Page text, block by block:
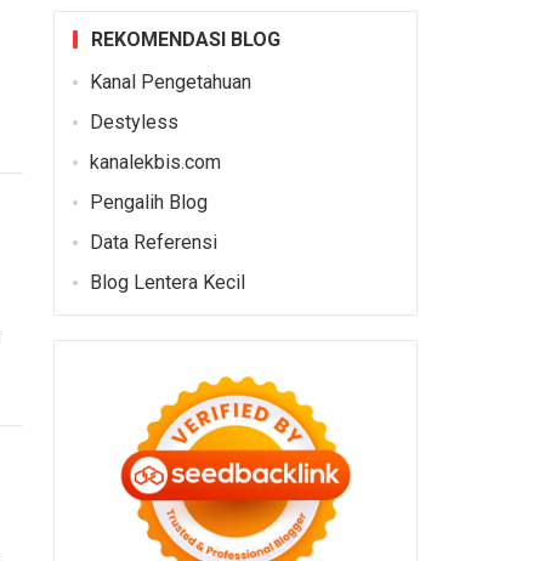
REKOMENDASI BLOG
Kanal Pengetahuan
Destyless
kanalekbis.com
Pengalih Blog
Data Referensi
Blog Lentera Kecil